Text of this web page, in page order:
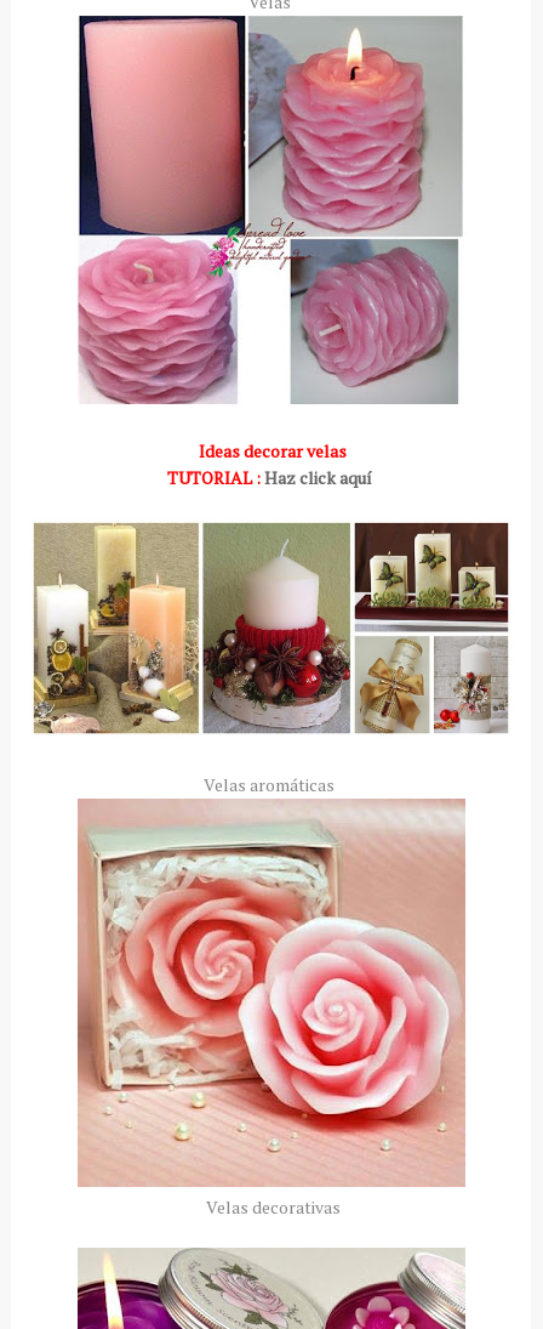
Ideas decorar velas
TUTORIAL :Haz click aquí
Velas aromáticas
Velas decorativas